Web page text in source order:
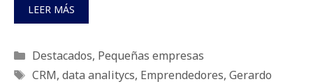
LEER MÁS
Categorías
Destacados, Pequeñas empresas
Etiquetas
CRM, data analitycs, Emprendedores, Gerardo